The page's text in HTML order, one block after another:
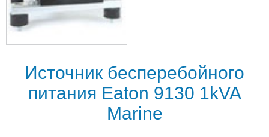
Источник бесперебойного
питания Eaton 9130 1kVA
Marine